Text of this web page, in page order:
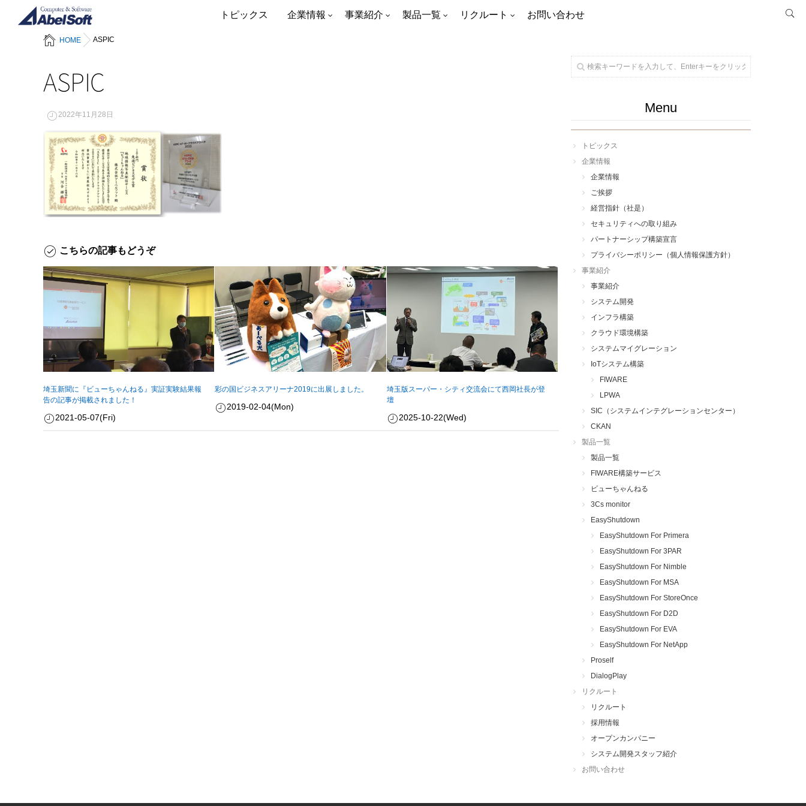
トピックス 企業情報 事業紹介 製品一覧 リクルート お問い合わせ
HOME ASPIC
ASPIC
2022年11月28日
こちらの記事もどうぞ
埼玉新聞に『ビューちゃんねる』実証実験結果報
告の記事が掲載されました！
2021-05-07(Fri)
彩の国ビジネスアリーナ2019に出展しました。
2019-02-04(Mon)
埼玉版スーパー・シティ交流会にて西岡社長が登
壇
2025-10-22(Wed)
Menu
トピックス
企業情報
企業情報
ご挨拶
経営指針（社是）
セキュリティへの取り組み
パートナーシップ構築宣言
プライバシーポリシー（個人情報保護方針）
事業紹介
事業紹介
システム開発
インフラ構築
クラウド環境構築
システムマイグレーション
IoTシステム構築
FIWARE
LPWA
SIC（システムインテグレーションセンター）
CKAN
製品一覧
製品一覧
FIWARE構築サービス
ビューちゃんねる
3Cs monitor
EasyShutdown
EasyShutdown For Primera
EasyShutdown For 3PAR
EasyShutdown For Nimble
EasyShutdown For MSA
EasyShutdown For StoreOnce
EasyShutdown For D2D
EasyShutdown For EVA
EasyShutdown For NetApp
Proself
DialogPlay
リクルート
リクルート
採用情報
オープンカンパニー
システム開発スタッフ紹介
お問い合わせ